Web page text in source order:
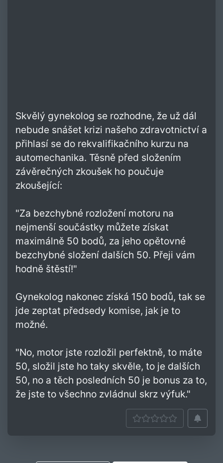
Skvělý gynekolog se rozhodne, že už dál
nebude snášet krizi našeho zdravotnictví a
přihlasí se do rekvalifikačního kurzu na
automechanika. Těsně před složením
závěrečných zkoušek ho poučuje
zkoušející:
"Za bezchybné rozložení motoru na
nejmenší součástky můžete získat
maximálně 50 bodů, za jeho opětovné
bezchybné složení dalších 50. Přeji vám
hodně štěstí!"
Gynekolog nakonec získá 150 bodů, tak se
jde zeptat předsedy komise, jak je to
možné.
"No, motor jste rozložil perfektně, to máte
50, složil jste ho taky skvěle, to je dalších
50, no a těch posledních 50 je bonus za to,
že jste to všechno zvládnul skrz výfuk."